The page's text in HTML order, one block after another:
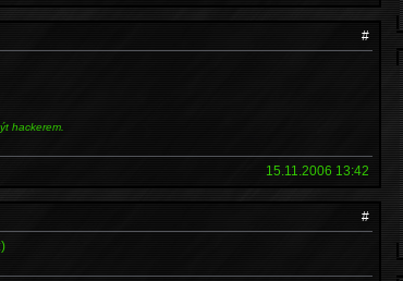
#
hackerem.
15.11.2006 13:42
#